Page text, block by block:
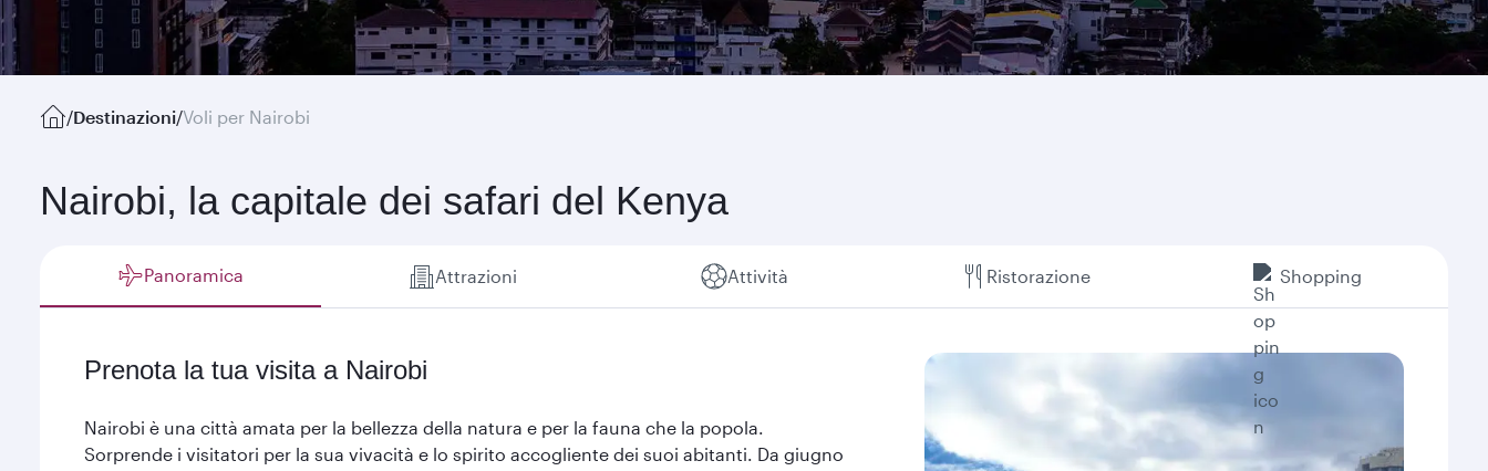
/Destinazioni/Voli per Nairobi
Nairobi, la capitale dei safari del Kenya
Panoramica Attrazioni Attività Ristorazione Shopping
Prenota la tua visita a Nairobi
Nairobi è una città amata per la bellezza della natura e per la fauna che la popola.
Sorprende i visitatori per la sua vivacità e lo spirito accogliente dei suoi abitanti. Da giugno